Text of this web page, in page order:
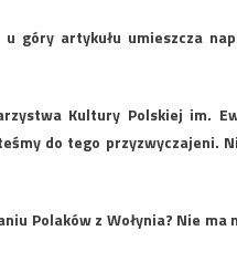
góry artykułu umieszcza
Kultury Polskiej im.
do tego przyzwyczajeni.
Polaków z Wołynia? Nie ma